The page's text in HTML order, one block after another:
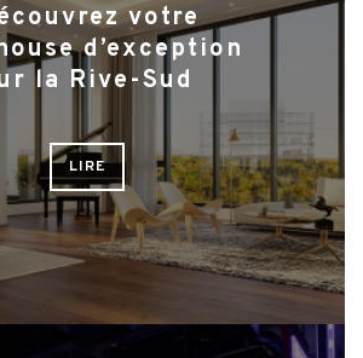
votre
d’exception
la Rive-Sud
LIRE